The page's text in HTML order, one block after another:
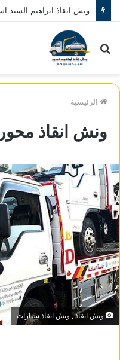
بحث
الرئيسية
ونش انقاذ
ونش انقاذ , ونش انقاذ سيارات